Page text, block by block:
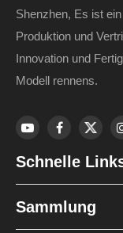
Shenzhen, Es ist
Produktion und
Innovation und
Modell rennens.
Schnelle
Sammlung